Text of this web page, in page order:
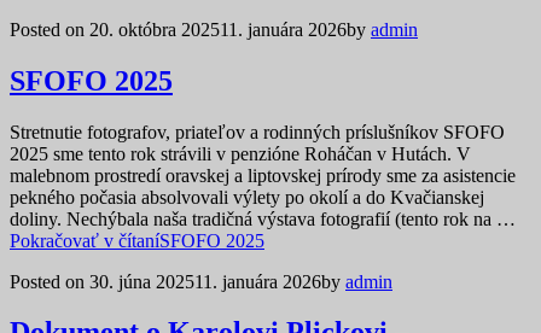
Posted on 20. októbra 202511. januára 2026by admin
SFOFO 2025
Stretnutie fotografov, priateľov a rodinných príslušníkov SFOFO
2025 sme tento rok strávili v penzióne Roháčan v Hutách. V
malebnom prostredí oravskej a liptovskej prírody sme za asistencie
pekného počasia absolvovali výlety po okolí a do Kvačianskej
doliny. Nechýbala naša tradičná výstava fotografií (tento rok na …
Pokračovať v čítaníSFOFO 2025
Posted on 30. júna 202511. januára 2026by admin